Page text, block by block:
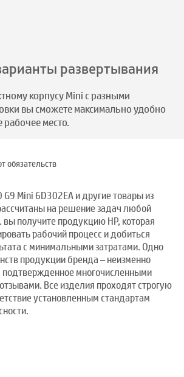
развертывания
корпусу Mini с разными
вы сможете максимально удобно
рабочее место.
обязательств
Mini 6D302EA и другие товары из
на решение задач любой
вы получите продукцию HP, которая
рабочий процесс и добиться
с минимальными затратами. Одно
продукции бренда – неизменно
подтвержденное многочисленными
Все изделия проходят строгую
установленным стандартам